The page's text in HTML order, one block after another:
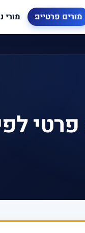
מורים פרטיים מורי